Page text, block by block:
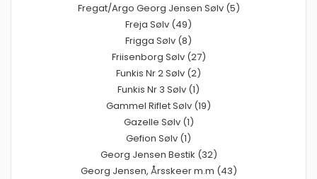
Fregat/Argo Georg Jensen Sølv (5)
Freja Sølv (49)
Frigga Sølv (8)
Friisenborg Sølv (27)
Funkis Nr 2 Sølv (2)
Funkis Nr 3 Sølv (1)
Gammel Riflet Sølv (19)
Gazelle Sølv (1)
Gefion Sølv (1)
Georg Jensen Bestik (32)
Georg Jensen, Årsskeer m.m (43)